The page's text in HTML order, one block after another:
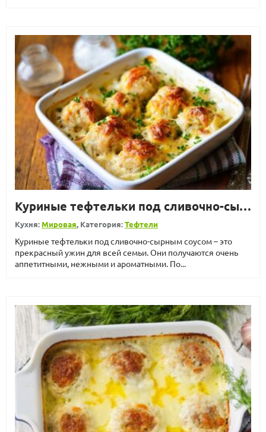
Куриные тефтельки под сливочно-сырным соусом
Кухня:Мировая, Категория:Тефтели
Куриные тефтельки под сливочно-сырным соусом – это
прекрасный ужин для всей семьи. Они получаются очень
аппетитными, нежными и ароматными. По...